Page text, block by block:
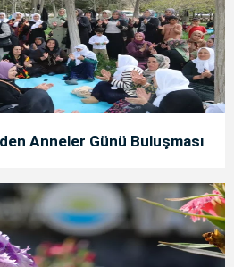
Anneler Günü Buluşması